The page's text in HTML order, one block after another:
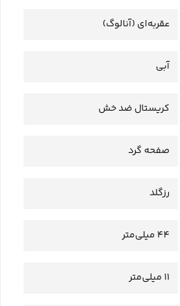
عقربه‌ای (آنالوگ)
آبی
کریستال ضد خش
صفحه گرد
رزگلد
44 میلی‌متر
11 میلی‌متر